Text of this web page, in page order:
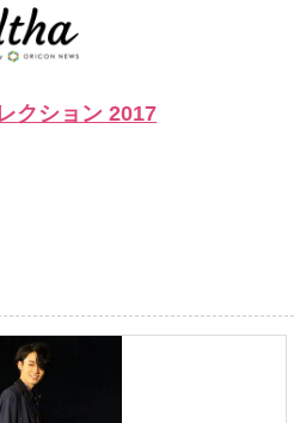
クション 2017